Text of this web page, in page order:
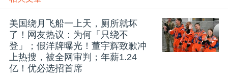
美国绕月飞船一上天，厕所就坏
了！网友热议：为何「只绕不
登」；假洋牌曝光！董宇辉致歉冲
上热搜，被全网审判；年薪1.24
亿！优必选招首席